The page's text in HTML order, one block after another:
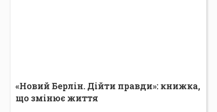
«Новий Берлін. Дійти правди»: книжка,
що змінює життя